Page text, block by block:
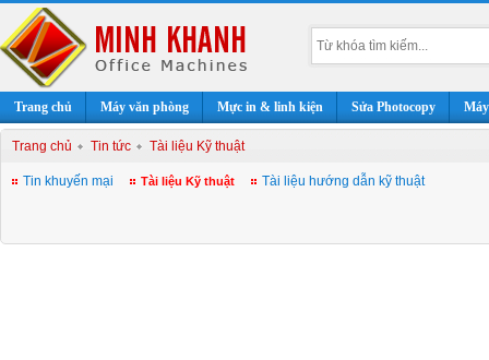
Trang chủ Máy văn phòng Mực in & linh kiện Sửa Photocopy
Trang chủ Tin tức Tài liệu Kỹ thuật
Tin khuyến mại Tài liệu Kỹ thuật Tài liệu hướng dẫn kỹ thuật